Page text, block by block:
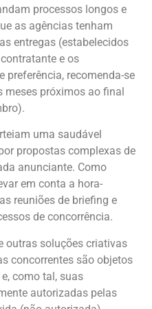
processos longos e
as agências tenham
entregas (estabelecidos
e os
preferência, recomenda-se
meses próximos ao final
uma saudável
propostas complexas de
anunciante. Como
em conta a hora-
reuniões de briefing e
de concorrência.
outras soluções criativas
concorrentes são objetos
como tal, suas
autorizadas pelas